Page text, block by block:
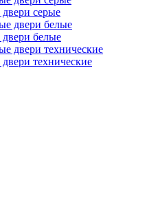
серые
белые
технические